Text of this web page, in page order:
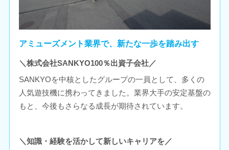
アミューズメント業界で、新たな一歩を踏み出す
＼株式会社SANKYO100％出資子会社／
SANKYOを中核としたグループの一員として、多くの
人気遊技機に携わってきました。業界大手の安定基盤の
もと、今後もさらなる成長が期待されています。
＼知識・経験を活かして新しいキャリアを／